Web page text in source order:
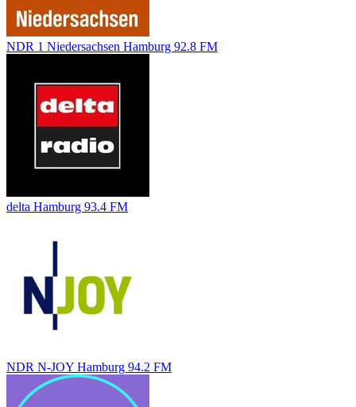
NDR 1 Niedersachsen Hamburg 92.8 FM
delta Hamburg 93.4 FM
NDR N-JOY Hamburg 94.2 FM